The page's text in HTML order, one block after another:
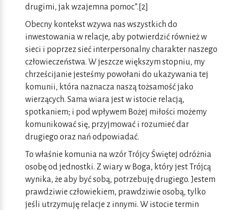
drugimi, jak wzajemna pomoc”.[2]
Obecny kontekst wzywa nas wszystkich do
inwestowania w relacje, aby potwierdzić również w
sieci i poprzez sieć interpersonalny charakter naszego
człowieczeństwa. W jeszcze większym stopniu, my
chrześcijanie jesteśmy powołani do ukazywania tej
komunii, która naznacza naszą tożsamość jako
wierzących. Sama wiara jest w istocie relacją,
spotkaniem; i pod wpływem Bożej miłości możemy
komunikować się, przyjmować i rozumieć dar
drugiego oraz nań odpowiadać.
To właśnie komunia na wzór Trójcy Świętej odróżnia
osobę od jednostki. Z wiary w Boga, który jest Trójcą
wynika, że aby być sobą, potrzebuję drugiego. Jestem
prawdziwie człowiekiem, prawdziwie osobą, tylko
jeśli utrzymuję relacje z innymi. W istocie termin